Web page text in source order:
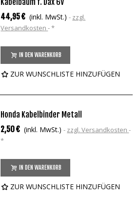
Kabelbaum f. Dax 6V
44,95 € (inkl. MwSt.)
zzgl.
Versandkosten *
IN DEN WARENKORB
ZUR WUNSCHLISTE HINZUFÜGEN
Honda Kabelbinder Metall
2,50 € (inkl. MwSt.)
zzgl. Versandkosten
*
IN DEN WARENKORB
ZUR WUNSCHLISTE HINZUFÜGEN